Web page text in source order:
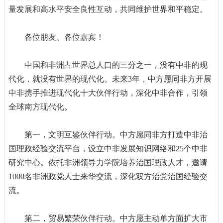
量发展和高水平安全良性互动，共同维护世界和平稳定。
各位朋友、各位嘉宾！
中国和非洲占世界总人口的三分之一，没有中非的现
代化，就没有世界的现代化。未来3年，中方愿同非方开展
中非携手推进现代化十大伙伴行动，深化中非合作，引领
全球南方现代化。
第一，文明互鉴伙伴行动。中方愿同非方打造中非治
国理政经验交流平台，设立中非发展知识网络和25个中非
研究中心。依托非洲领导力学院培养治国理政人才，邀请
1000名非洲政党人士来华交流，深化双方治党治国经验交
流。
第二，贸易繁荣伙伴行动。中方愿主动单方面扩大市